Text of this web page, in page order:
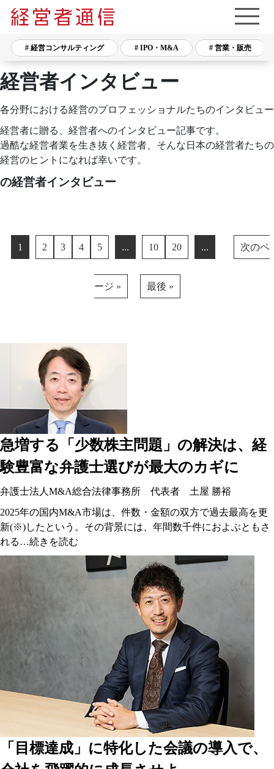
# 経営コンサルティング # IPO・M&A # 営業・販売
経営者インタビュー
各分野における経営のプロフェッショナルたちのインタビュー
経営者に贈る、経営者へのインタビュー記事です。
過酷な経営者業を生き抜く経営者、そんな日本の経営者たちの
経営のヒントになれば幸いです。
の経営者インタビュー
1 2 3 4 5 ... 10 20 ... 次のペ
ージ » 最後 »
急増する「少数株主問題」の解決は、経
験豊富な弁護士選びが最大のカギに
弁護士法人M&A総合法律事務所 代表者 土屋 勝裕
2025年の国内M&A市場は、件数・金額の双方で過去最高を更
新(※)したという。その背景には、年間数千件におよぶともさ
れる…続きを読む
「目標達成」に特化した会議の導入で、